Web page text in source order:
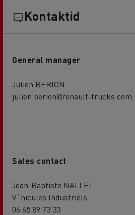
Kontaktid
General manager
Julien BERION
julien.berion@renault-trucks.com
Sales contact
Jean-Baptiste NALLET
V`hicules Industriels
06 65 89 73 33